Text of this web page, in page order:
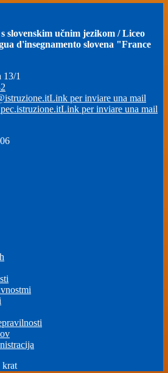
slovenskim učnim jezikom / Liceo
d'insegnamento slovena "France
13/1
Link per inviare una mail
Link per inviare una mail
krat